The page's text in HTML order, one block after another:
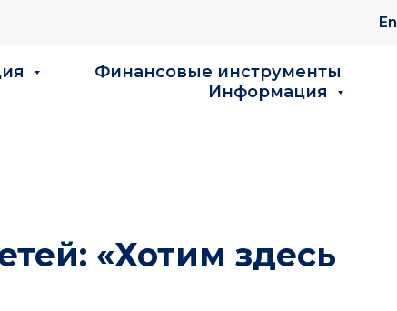
En
Финансовые инструменты
Информация
«Хотим здесь